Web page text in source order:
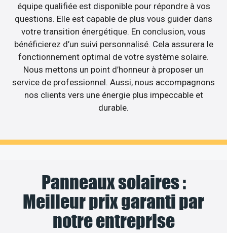
équipe qualifiée est disponible pour répondre à vos
questions. Elle est capable de plus vous guider dans
votre transition énergétique. En conclusion, vous
bénéficierez d’un suivi personnalisé. Cela assurera le
fonctionnement optimal de votre système solaire.
Nous mettons un point d’honneur à proposer un
service de professionnel. Aussi, nous accompagnons
nos clients vers une énergie plus impeccable et
durable.
Panneaux solaires :
Meilleur prix garanti par
notre entreprise